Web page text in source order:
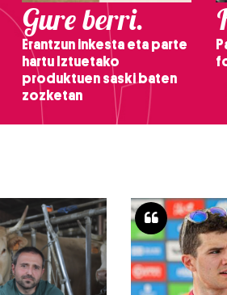
Gure berri.
Erantzun inkesta eta parte
hartu Iztuetako
produktuen saski baten
zozketan